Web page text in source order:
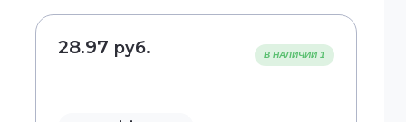
В НАЛИЧИИ 1
28.97 руб.